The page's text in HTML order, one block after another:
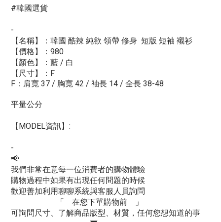
#韓國選貨
-
【名稱】：韓國 酷辣 純欲 領帶 修身 短版 短袖 襯衫
【價格】：980
【顏色】：藍 / 白
【尺寸】：F
F：肩寬 37 / 胸寬 42 / 袖長 14 / 全長 38-48
平量公分
【MODEL資訊】:
-
📢
我們非常在意每一位消費者的購物體驗
購物過程中如果有出現任何問題的時候
歡迎善加利用聊聊系統與客服人員詢問
「 在您下單購物前 」
可詢問尺寸、了解商品版型、材質，任何您想知道的事